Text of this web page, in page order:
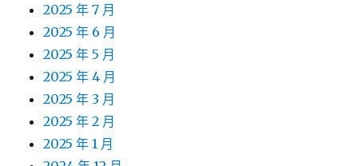
2025 年 7 月
2025 年 6 月
2025 年 5 月
2025 年 4 月
2025 年 3 月
2025 年 2 月
2025 年 1 月